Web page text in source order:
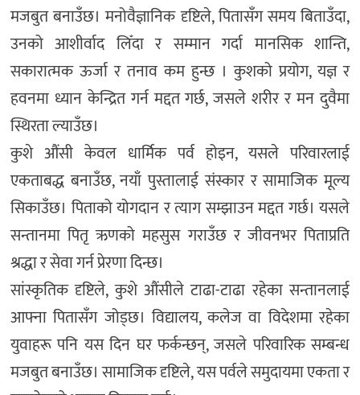
मजबुत बनाउँछ। मनोवैज्ञानिक दृष्टिले, पितासँग समय बिताउँदा,
उनको आशीर्वाद लिँदा र सम्मान गर्दा मानसिक शान्ति,
सकारात्मक ऊर्जा र तनाव कम हुन्छ । कुशको प्रयोग, यज्ञ र
हवनमा ध्यान केन्द्रित गर्न मद्दत गर्छ, जसले शरीर र मन दुवैमा
स्थिरता ल्याउँछ।
कुशे औंसी केवल धार्मिक पर्व होइन, यसले परिवारलाई
एकताबद्ध बनाउँछ, नयाँ पुस्तालाई संस्कार र सामाजिक मूल्य
सिकाउँछ। पिताको योगदान र त्याग सम्झाउन मद्दत गर्छ। यसले
सन्तानमा पितृ ऋणको महसुस गराउँछ र जीवनभर पिताप्रति
श्रद्धा र सेवा गर्न प्रेरणा दिन्छ।
सांस्कृतिक दृष्टिले, कुशे औंसीले टाढा-टाढा रहेका सन्तानलाई
आफ्ना पितासँग जोड्छ। विद्यालय, कलेज वा विदेशमा रहेका
युवाहरू पनि यस दिन घर फर्कन्छन्, जसले परिवारिक सम्बन्ध
मजबुत बनाउँछ। सामाजिक दृष्टिले, यस पर्वले समुदायमा एकता र